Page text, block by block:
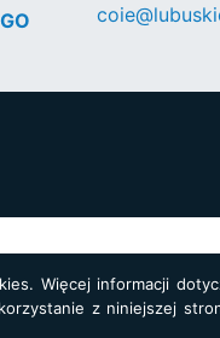
Więcej informacji
z niniejszej